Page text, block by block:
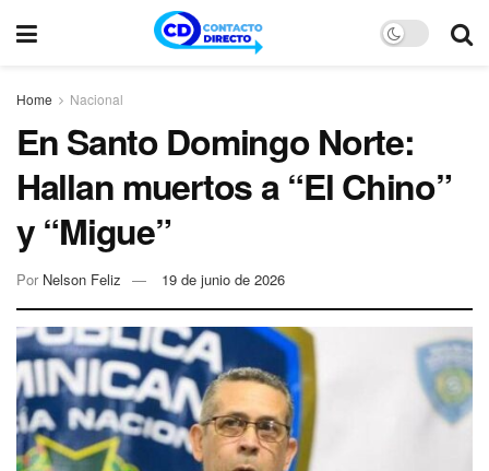
Home Nacional
En Santo Domingo Norte:
Hallan muertos a “El Chino”
y “Migue”
Por Nelson Feliz 19 de junio de 2026